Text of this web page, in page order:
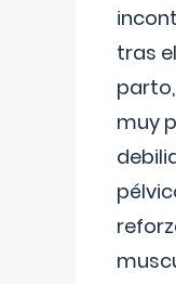
tras
muy